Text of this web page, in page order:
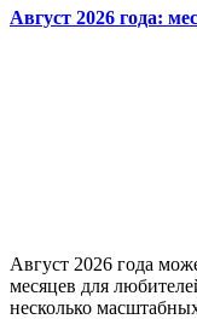
Август 2026 года:
Август 2026 года
месяцев для
несколько